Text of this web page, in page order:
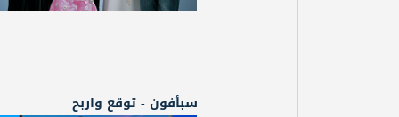
سبأفون - توقع واربح